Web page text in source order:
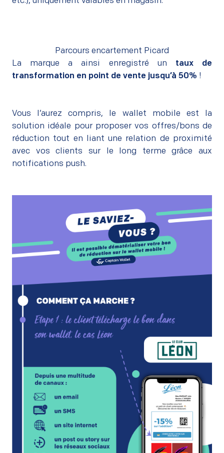
Parcours encartement Picard
La marque a ainsi enregistré un taux de
transformation en point de vente jusqu’à 50% !
Vous l’aurez compris, le wallet mobile est la
solution idéale pour proposer vos offres/bons de
réduction tout en liant une relation de proximité
avec vos clients sur le long terme grâce aux
notifications push.